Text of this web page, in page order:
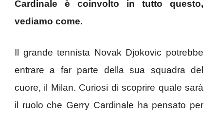
Cardinale è coinvolto in tutto questo,
vediamo come.
Il grande tennista Novak Djokovic potrebbe
entrare a far parte della sua squadra del
cuore, il Milan. Curiosi di scoprire quale sarà
il ruolo che Gerry Cardinale ha pensato per